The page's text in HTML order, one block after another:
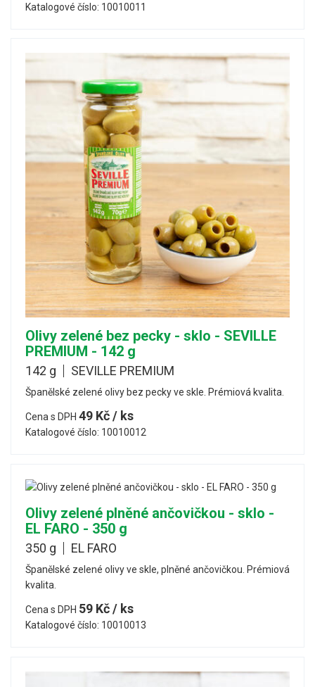
Katalogové číslo: 10010011
Olivy zelené bez pecky - sklo - SEVILLE
PREMIUM - 142 g
142 g SEVILLE PREMIUM
Španělské zelené olivy bez pecky ve skle. Prémiová kvalita.
Cena s DPH 49 Kč / ks
Katalogové číslo: 10010012
Olivy zelené plněné ančovičkou - sklo -
EL FARO - 350 g
350 g EL FARO
Španělské zelené olivy ve skle, plněné ančovičkou. Prémiová
kvalita.
Cena s DPH 59 Kč / ks
Katalogové číslo: 10010013